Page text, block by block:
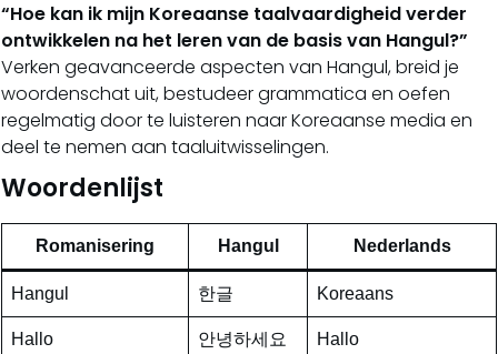
“Hoe kan ik mijn Koreaanse taalvaardigheid verder
ontwikkelen na het leren van de basis van Hangul?”
Verken geavanceerde aspecten van Hangul, breid je
woordenschat uit, bestudeer grammatica en oefen
regelmatig door te luisteren naar Koreaanse media en
deel te nemen aan taaluitwisselingen.
Woordenlijst
Romanisering Hangul Nederlands
Hangul 한글 Koreaans
Hallo 안녕하세요 Hallo